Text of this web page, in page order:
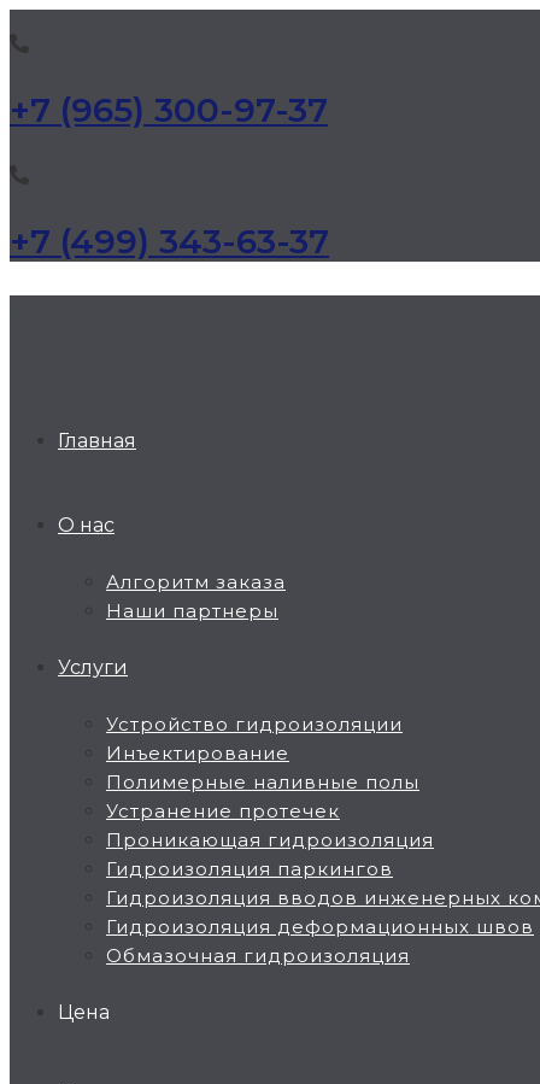
+7 (965) 300-97-37
+7 (499) 343-63-37
Главная
О нас
Алгоритм заказа
Наши партнеры
Услуги
Устройство гидроизоляции
Инъектирование
Полимерные наливные полы
Устранение протечек
Проникающая гидроизоляция
Гидроизоляция паркингов
Гидроизоляция вводов инженерных
Гидроизоляция деформационных швов
Обмазочная гидроизоляция
Цена